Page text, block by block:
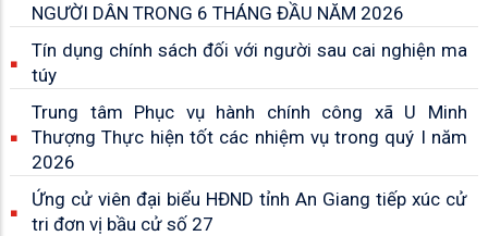
NGƯỜI DÂN TRONG 6 THÁNG ĐẦU NĂM 2026
Tín dụng chính sách đối với người sau cai nghiện ma
túy
Trung tâm Phục vụ hành chính công xã U Minh
Thượng Thực hiện tốt các nhiệm vụ trong quý I năm
2026
Ứng cử viên đại biểu HĐND tỉnh An Giang tiếp xúc cử
tri đơn vị bầu cử số 27